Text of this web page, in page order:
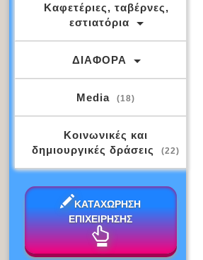
Καφετέριες, ταβέρνες,
εστιατόρια
ΔΙΑΦΟΡΑ
Media (18)
Κοινωνικές και
δημιουργικές δράσεις
(22)
ΚΑΤΑΧΩΡΗΣΗ
ΕΠΙΧΕΙΡΗΣΗΣ